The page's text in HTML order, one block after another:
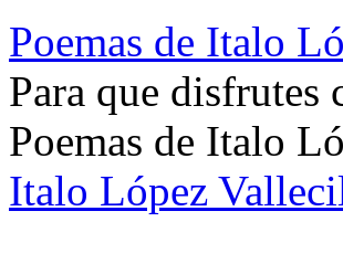
Poemas de Italo
Para que disfrutes
Poemas de Italo
Italo López